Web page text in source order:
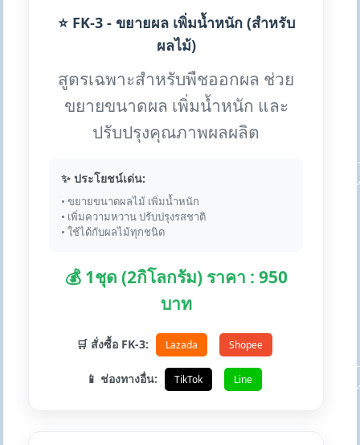
⭐ FK-3 - ขยายผล เพิ่มน้ำหนัก (สำหรับ
ผลไม้)
สูตรเฉพาะสำหรับพืชออกผล ช่วย
ขยายขนาดผล เพิ่มน้ำหนัก และ
ปรับปรุงคุณภาพผลผลิต
✨ ประโยชน์เด่น:
• ขยายขนาดผลไม้ เพิ่มน้ำหนัก
• เพิ่มความหวาน ปรับปรุงรสชาติ
• ใช้ได้กับผลไม้ทุกชนิด
💰 1ชุด (2กิโลกรัม) ราคา : 950
บาท
🛒 สั่งซื้อ FK-3: Lazada Shopee
📱 ช่องทางอื่น: TikTok Line